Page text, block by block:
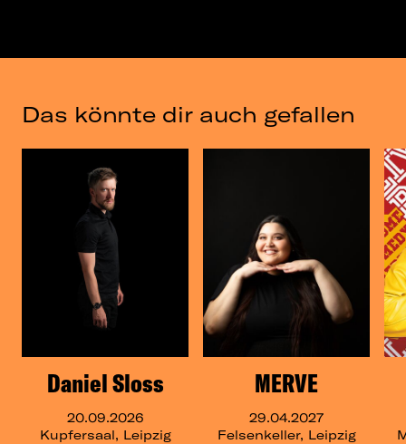
Das könnte dir auch gefallen
Daniel Sloss
20.09.2026
Kupfersaal, Leipzig
MERVE
29.04.2027
Felsenkeller, Leipzig